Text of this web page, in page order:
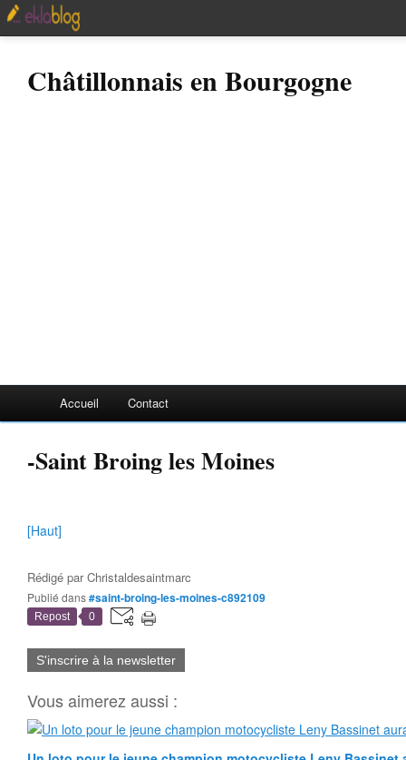
Châtillonnais en Bourgogne
Accueil Contact
-Saint Broing les Moines
[Haut]
Rédigé parChristaldesaintmarc
Publié dans#saint-broing-les-moines-c892109
Repost 0
S'inscrire à la newsletter
Vous aimerez aussi :